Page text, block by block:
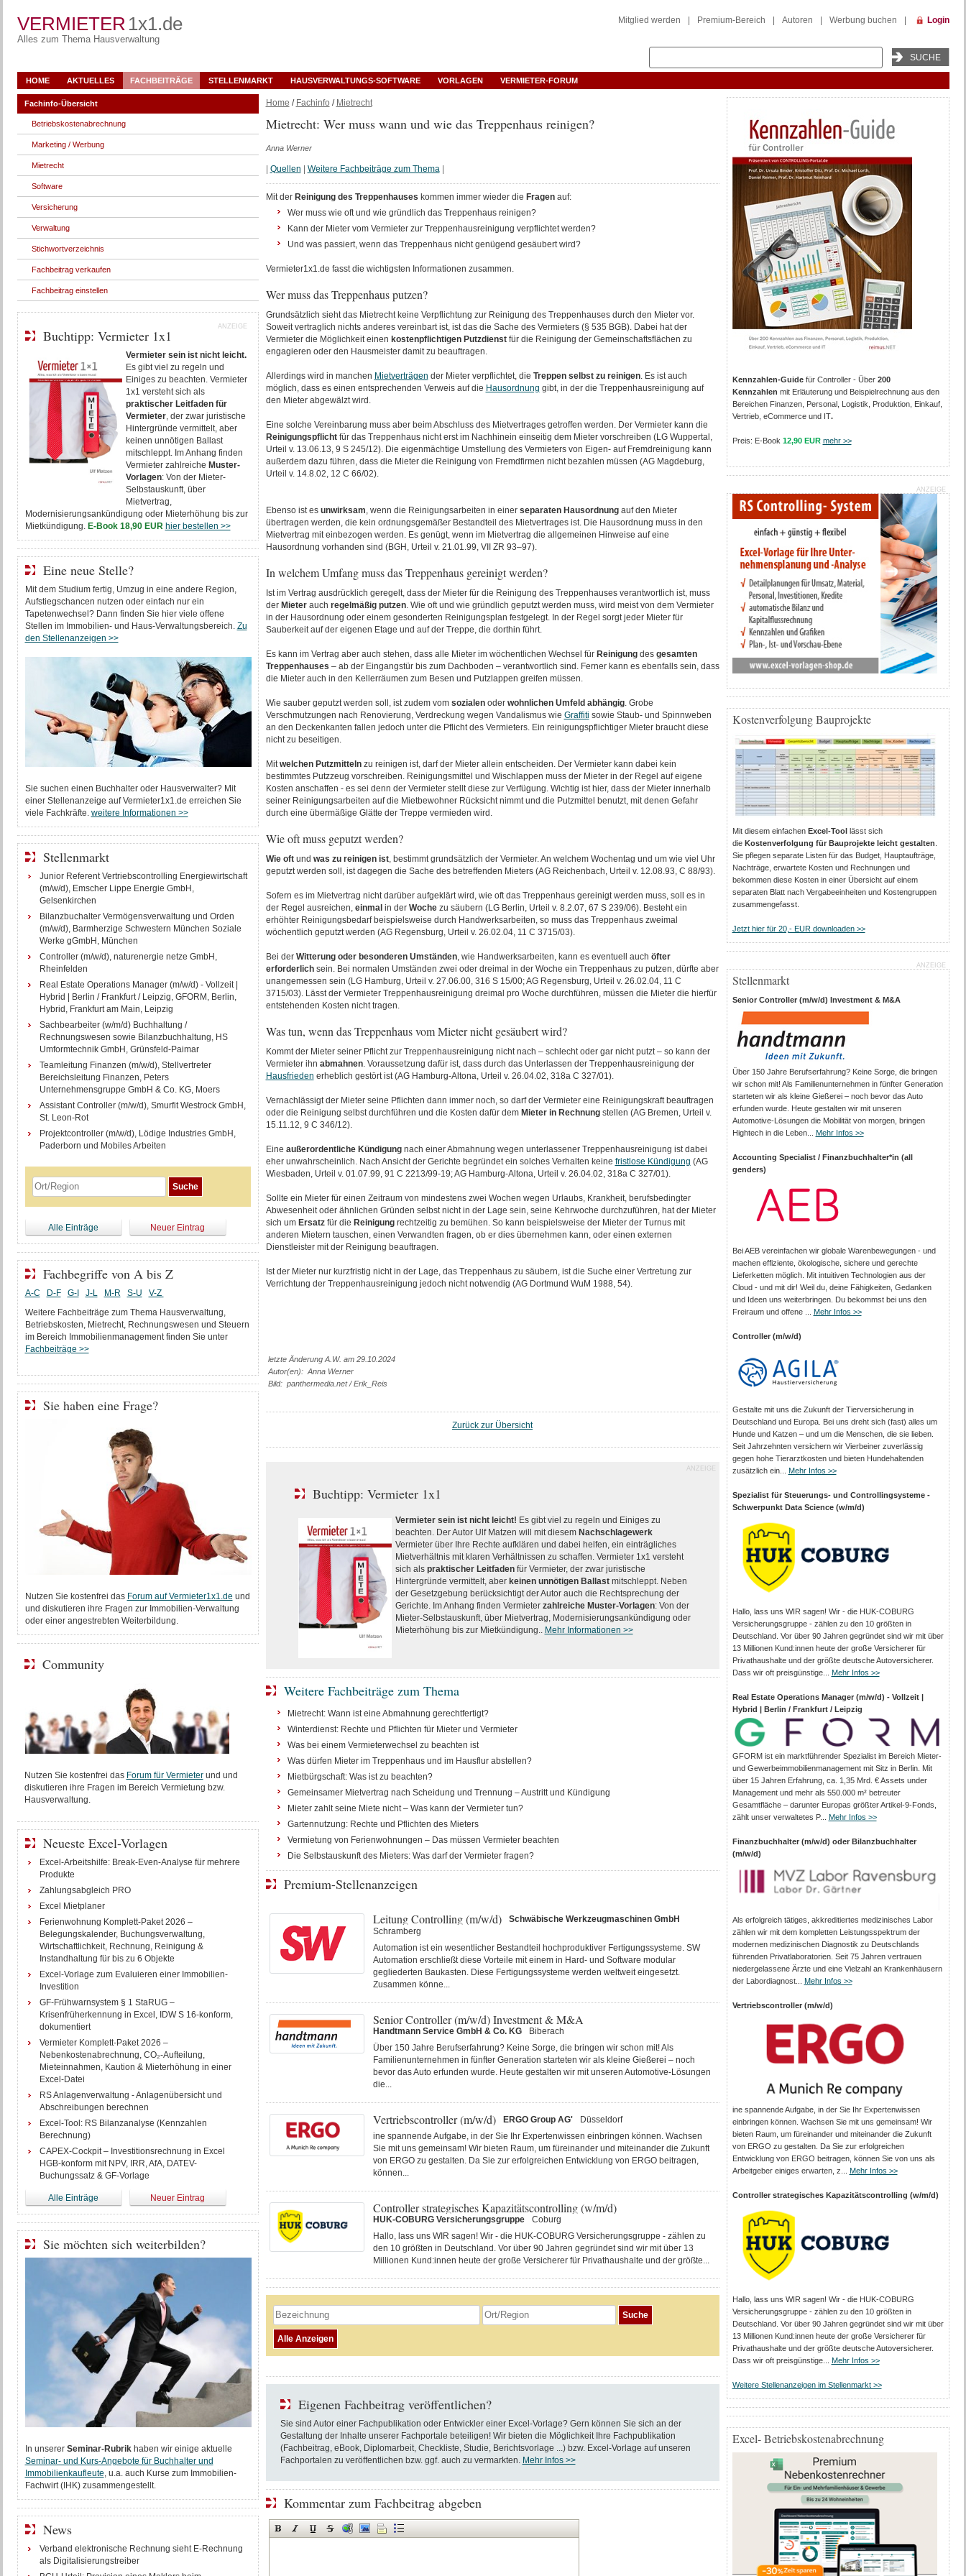
VERMIETER 1x1.de
Alles zum Thema Hausverwaltung
Mitglied werden Premium-Bereich Autoren Werbung buchen Login
HOME AKTUELLES FACHBEITRÄGE STELLENMARKT HAUSVERWALTUNGS-SOFTWARE VORLAGEN VERMIETER-FORUM
Home / Fachinfo / Mietrecht
Mietrecht: Wer muss wann und wie das Treppenhaus reinigen?
Anna Werner
Quellen Weitere Fachbeiträge zum Thema
Mit der Reinigung des Treppenhauses kommen immer wieder die Fragen auf:
Wer muss wie oft und wie gründlich das Treppenhaus reinigen?
Kann der Mieter vom Vermieter zur Treppenhausreinigung verpflichtet werden?
Und was passiert, wenn das Treppenhaus nicht genügend gesäubert wird?
Vermieter1x1.de fasst die wichtigsten Informationen zusammen.
Wer muss das Treppenhaus putzen?
Grundsätzlich sieht das Mietrecht keine Verpflichtung zur Reinigung des Treppenhauses durch den Mieter vor.
Soweit vertraglich nichts anderes vereinbart ist, ist das die Sache des Vermieters (§ 535 BGB). Dabei hat der
Vermieter die Möglichkeit einen kostenpflichtigen Putzdienst für die Reinigung der Gemeinschaftsflächen zu
engagieren oder den Hausmeister damit zu beauftragen.
Allerdings wird in manchen Mietverträgen der Mieter verpflichtet, die Treppen selbst zu reinigen. Es ist auch
möglich, dass es einen entsprechenden Verweis auf die Hausordnung gibt, in der die Treppenhausreinigung auf
den Mieter abgewälzt wird.
Eine solche Vereinbarung muss aber beim Abschluss des Mietvertrages getroffen werden. Der Vermieter kann die
Reinigungspflicht für das Treppenhaus nicht erst im Nachhinein einseitig dem Mieter vorschreiben (LG Wuppertal,
Urteil v. 13.06.13, 9 S 245/12). Die eigenmächtige Umstellung des Vermieters von Eigen- auf Fremdreinigung kann
außerdem dazu führen, dass die Mieter die Reinigung von Fremdfirmen nicht bezahlen müssen (AG Magdeburg,
Urteil v. 14.8.02, 12 C 66/02).
Ebenso ist es unwirksam, wenn die Reinigungsarbeiten in einer separaten Hausordnungauf den Mieter
übertragen werden, die kein ordnungsgemäßer Bestandteil des Mietvertrages ist. Die Hausordnung muss in den
Mietvertrag mit einbezogen werden. Es genügt, wenn im Mietvertrag die allgemeinen Hinweise auf eine
Hausordnung vorhanden sind (BGH, Urteil v. 21.01.99, VII ZR 93–97).
In welchem Umfang muss das Treppenhaus gereinigt werden?
Ist im Vertrag ausdrücklich geregelt, dass der Mieter für die Reinigung des Treppenhauses verantwortlich ist, muss
der Mieter auch regelmäßig putzen. Wie oft und wie gründlich geputzt werden muss, wird meist von dem Vermieter
in der Hausordnung oder einem gesonderten Reinigungsplan festgelegt. In der Regel sorgt jeder Mieter für
Sauberkeit auf der eigenen Etage und auf der Treppe, die dorthin führt.
Es kann im Vertrag aber auch stehen, dass alle Mieter im wöchentlichen Wechsel für Reinigung des gesamten
Treppenhauses – ab der Eingangstür bis zum Dachboden – verantwortlich sind. Ferner kann es ebenfalls sein, dass
die Mieter auch in den Kellerräumen zum Besen und Putzlappen greifen müssen.
Wie sauber geputzt werden soll, ist zudem vom sozialen oder wohnlichen Umfeld abhängig. Grobe
Verschmutzungen nach Renovierung, Verdreckung wegen Vandalismus wie Graffiti sowie Staub- und Spinnweben
an den Deckenkanten fallen jedoch unter die Pflicht des Vermieters. Ein reinigungspflichtiger Mieter braucht diese
nicht zu beseitigen.
Mitwelchen Putzmittelnzu reinigen ist, darf der Mieter allein entscheiden. Der Vermieter kann dabei kein
bestimmtes Putzzeug vorschreiben. Reinigungsmittel und Wischlappen muss der Mieter in der Regel auf eigene
Kosten anschaffen - es sei denn der Vermieter stellt diese zur Verfügung. Wichtig ist hier, dass der Mieter innerhalb
seiner Reinigungsarbeiten auf die Mietbewohner Rücksicht nimmt und die Putzmittel benutzt, mit denen Gefahr
durch eine übermäßige Glätte der Treppe vermieden wird.
Wie oft muss geputzt werden?
Wie oft und was zu reinigen ist, bestimmt grundsätzlich der Vermieter. An welchem Wochentag und um wie viel Uhr
geputzt werden soll, ist dagegen die Sache des betreffenden Mieters (AG Reichenbach, Urteil v. 12.08.93, C 88/93).
Sofern es im Mietvertrag nicht darüber aufgeklärt wird, wie oft das Treppenhaus gereinigt werden muss, soll es in
der Regel ausreichen, einmal in derWochezu säubern (LG Berlin, Urteil v. 8.2.07, 67 S 239/06). Besteht ein
erhöhter Reinigungsbedarf beispielsweise durch Handwerksarbeiten, so muss das Treppenhaus zweimal
wöchentlich geputzt werden (AG Regensburg, Urteil v. 26.02.04, 11 C 3715/03).
Bei der Witterung oder besonderen Umständen, wie Handwerksarbeiten, kann es eventuell auch öfter
erforderlichsein. Bei normalen Umständen zwei oder dreimal in der Woche ein Treppenhaus zu putzen, dürfte aber
unangemessen sein (LG Hamburg, Urteil v. 27.06.00, 316 S 15/00; AG Regensburg, Urteil v. 26.02.04, 11 C
3715/03). Lässt der Vermieter Treppenhausreinigung dreimal pro Woche durchführen, müssen die Mieter die hierfür
entstehenden Kosten nicht tragen.
Was tun, wenn das Treppenhaus vom Mieter nicht gesäubert wird?
Kommt der Mieter seiner Pflicht zur Treppenhausreinigung nicht nach – schlecht oder gar nicht putzt – so kann der
Vermieter ihn abmahnen. Voraussetzung dafür ist, dass durch das Unterlassen der Treppenhausreinigung der
Hausfrieden erheblich gestört ist (AG Hamburg-Altona, Urteil v. 26.04.02, 318a C 327/01).
Vernachlässigt der Mieter seine Pflichten dann immer noch, so darf der Vermieter eine Reinigungskraft beauftragen
oder die Reinigung selbst durchführen und die Kosten dafür dem Mieter in Rechnungstellen (AG Bremen, Urteil v.
15.11.12, 9 C 346/12).
Eine außerordentliche Kündigungnach einer Abmahnung wegen unterlassener Treppenhausreinigung ist dabei
eher unwahrscheinlich. Nach Ansicht der Gerichte begründet ein solches Verhalten keine fristlose Kündigung (AG
Wiesbaden, Urteil v. 01.07.99, 91 C 2213/99-19; AG Hamburg-Altona, Urteil v. 26.04.02, 318a C 327/01).
Sollte ein Mieter für einen Zeitraum von mindestens zwei Wochen wegen Urlaubs, Krankheit, berufsbedingter
Abwesenheit oder ähnlichen Gründen selbst nicht in der Lage sein, seine Kehrwoche durchzuführen, hat der Mieter
sich um Ersatz für die Reinigung rechtzeitig zu bemühen. So kann beispielsweise der Mieter der Turnus mit
anderen Mietern tauschen, einen Verwandten fragen, ob er dies übernehmen kann, oder einen externen
Dienstleister mit der Reinigung beauftragen.
Ist der Mieter nur kurzfristig nicht in der Lage, das Treppenhaus zu säubern, ist die Suche einer Vertretung zur
Verrichtung der Treppenhausreinigung jedoch nicht notwendig (AG Dortmund WuM 1988, 54).
letzte Änderung A.W. am 29.10.2024
Autor(en): Anna Werner
Bild: panthermedia.net / Erik_Reis
Zurück zur Übersicht
ANZEIGE
Buchtipp: Vermieter 1x1
Vermieter sein ist nicht leicht! Es gibt viel zu regeln und Einiges zu
beachten. Der Autor Ulf Matzen will mit diesem Nachschlagewerk
Vermieter über Ihre Rechte aufklären und dabei helfen, ein einträgliches
Mietverhältnis mit klaren Verhältnissen zu schaffen. Vermieter 1x1 versteht
sich als praktischer Leitfadenfür Vermieter, der zwar juristische
Hintergründe vermittelt, aber keinen unnötigen Ballastmitschleppt. Neben
der Gesetzgebung berücksichtigt der Autor auch die Rechtsprechung der
Gerichte. Im Anhang finden Vermieter zahlreiche Muster-Vorlagen: Von der
Mieter-Selbstauskunft, über Mietvertrag, Modernisierungsankündigung oder
Mieterhöhung bis zur Mietkündigung.. Mehr Informationen >>
Weitere Fachbeiträge zum Thema
Mietrecht: Wann ist eine Abmahnung gerechtfertigt?
Winterdienst: Rechte und Pflichten für Mieter und Vermieter
Was bei einem Vermieterwechsel zu beachten ist
Was dürfen Mieter im Treppenhaus und im Hausflur abstellen?
Mietbürgschaft: Was ist zu beachten?
Gemeinsamer Mietvertrag nach Scheidung und Trennung – Austritt und Kündigung
Mieter zahlt seine Miete nicht – Was kann der Vermieter tun?
Gartennutzung: Rechte und Pflichten des Mieters
Vermietung von Ferienwohnungen – Das müssen Vermieter beachten
Die Selbstauskunft des Mieters: Was darf der Vermieter fragen?
Premium-Stellenanzeigen
Leitung Controlling (m/w/d)
Schwäbische Werkzeugmaschinen GmbH
Schramberg
Automation ist ein wesentlicher Bestandteil hochproduktiver Fertigungssysteme. SW
Automation erschließt diese Vorteile mit einem in Hard- und Software modular
gegliederten Baukasten. Diese Fertigungs­systeme werden weltweit eingesetzt.
Zusammen könne...
Senior Controller (m/w/d) Investment & M&A
Handtmann Service GmbH & Co. KG
Biberach
Über 150 Jahre Berufserfahrung? Keine Sorge, die bringen wir schon mit! Als
Familienunternehmen in fünfter Generation starteten wir als kleine Gießerei – noch
bevor das Auto erfunden wurde. Heute gestalten wir mit unseren Automotive-Lösungen
die...
Vertriebscontroller (m/w/d) ERGO Group AG'
Düsseldorf
ine spannende Aufgabe, in der Sie Ihr Expertenwissen einbringen können. Wachsen
Sie mit uns gemeinsam! Wir bieten Raum, um füreinander und miteinander die Zukunft
von ERGO zu gestalten. Da Sie zur erfolgreichen Entwicklung von ERGO beitragen,
können...
Controller strategisches Kapazitätscontrolling (w/m/d)
HUK-COBURG Versicherungsgruppe
Coburg
Hallo, lass uns WIR sagen! Wir - die HUK-COBURG Versicherungsgruppe - zählen zu
den 10 größten in Deutschland. Vor über 90 Jahren gegründet sind wir mit über 13
Millionen Kund:innen heute der große Versicherer für Privathaushalte und der größte...
Eigenen Fachbeitrag veröffentlichen?
Sie sind Autor einer Fachpublikation oder Entwickler einer Excel-Vorlage? Gern können Sie sich an der
Gestaltung der Inhalte unserer Fachportale beteiligen! Wir bieten die Möglichkeit Ihre Fachpublikation
(Fachbeitrag, eBook, Diplomarbeit, Checkliste, Studie, Berichtsvorlage ...) bzw. Excel-Vorlage auf unseren
Fachportalen zu veröffentlichen bzw. ggf. auch zu vermarkten. Mehr Infos >>
Kommentar zum Fachbeitrag abgeben
Fachinfo-Übersicht
Betriebskostenabrechnung
Marketing / Werbung
Mietrecht
Software
Versicherung
Verwaltung
Stichwortverzeichnis
Fachbeitrag verkaufen
Fachbeitrag einstellen
ANZEIGE
Buchtipp: Vermieter 1x1
Vermieter sein ist nicht leicht.
Es gibt viel zu regeln und
Einiges zu beachten. Vermieter
1x1 versteht sich als
praktischer Leitfaden für
Vermieter, der zwar juristische
Hintergründe vermittelt, aber
keinen unnötigen Ballast
mitschleppt. Im Anhang finden
Vermieter zahlreiche Muster-
Vorlagen: Von der Mieter-
Selbstauskunft, über
Mietvertrag,
Modernisierungsankündigung oder Mieterhöhung bis zur
Mietkündigung. E-Book 18,90 EUR hier bestellen >>
Eine neue Stelle?
Mit dem Studium fertig, Umzug in eine andere Region,
Aufstiegschancen nutzen oder einfach nur ein
Tapetenwechsel? Dann finden Sie hier viele offene
Stellen im Immobilien- und Haus-Verwaltungsbereich. Zu
den Stellenanzeigen >>
Sie suchen einen Buchhalter oder Hausverwalter? Mit
einer Stellenanzeige auf Vermieter1x1.de erreichen Sie
viele Fachkräfte. weitere Informationen >>
Stellenmarkt
Junior Referent Vertriebscontrolling Energiewirtschaft
(m/w/d), Emscher Lippe Energie GmbH,
Gelsenkirchen
Bilanzbuchalter Vermögensverwaltung und Orden
(m/w/d), Barmherzige Schwestern München Soziale
Werke gGmbH, München
Controller (m/w/d), naturenergie netze GmbH,
Rheinfelden
Real Estate Operations Manager (m/w/d) - Vollzeit |
Hybrid | Berlin / Frankfurt / Leipzig, GFORM, Berlin,
Hybrid, Frankfurt am Main, Leipzig
Sachbearbeiter (w/m/d) Buchhaltung /
Rechnungswesen sowie Bilanzbuchhaltung, HS
Umformtechnik GmbH, Grünsfeld-Paimar
Teamleitung Finanzen (m/w/d), Stellvertreter
Bereichsleitung Finanzen, Peters
Unternehmensgruppe GmbH & Co. KG, Moers
Assistant Controller (m/w/d), Smurfit Westrock GmbH,
St. Leon-Rot
Projektcontroller (m/w/d), Lödige Industries GmbH,
Paderborn und Mobiles Arbeiten
Alle Einträge Neuer Eintrag
Fachbegriffe von A bis Z
A-C D-F G-I J-L M-R S-U
V-Z
Weitere Fachbeiträge zum Thema Hausverwaltung,
Betriebskosten, Mietrecht, Rechnungswesen und Steuern
im Bereich Immobilienmanagement finden Sie unter
Fachbeiträge >>
Sie haben eine Frage?
Nutzen Sie kostenfrei das Forum auf Vermieter1x1.de und
und diskutieren ihre Fragen zur Immobilien-Verwaltung
oder einer angestrebten Weiterbildung.
Community
Nutzen Sie kostenfrei das Forum für Vermieterund und
diskutieren ihre Fragen im Bereich Vermietung bzw.
Hausverwaltung.
Neueste Excel-Vorlagen
Excel-Arbeitshilfe: Break-Even-Analyse für mehrere
Produkte
Zahlungsabgleich PRO
Excel Mietplaner
Ferienwohnung Komplett-Paket 2026 –
Belegungskalender, Buchungsverwaltung,
Wirtschaftlichkeit, Rechnung, Reinigung &
Instandhaltung für bis zu 6 Objekte
Excel-Vorlage zum Evaluieren einer Immobilien-
Investition
GF-Frühwarnsystem § 1 StaRUG –
Krisenfrüherkennung in Excel, IDW S 16-konform,
dokumentiert
Vermieter Komplett-Paket 2026 –
Nebenkostenabrechnung, CO₂-Aufteilung,
Mieteinnahmen, Kaution & Mieterhöhung in einer
Excel-Datei
RS Anlagenverwaltung - Anlagenübersicht und
Abschreibungen berechnen
Excel-Tool: RS Bilanzanalyse (Kennzahlen
Berechnung)
CAPEX-Cockpit – Investitionsrechnung in Excel
HGB-konform mit NPV, IRR, AfA, DATEV-
Buchungssatz & GF-Vorlage
Alle Einträge Neuer Eintrag
Sie möchten sich weiterbilden?
In unserer Seminar-Rubrikhaben wir einige aktuelle
Seminar- und Kurs-Angebote für Buchhalter und
Immobilienkaufleute, u.a. auch Kurse zum Immobilien-
Fachwirt (IHK) zusammengestellt.
News
Verband elektronische Rechnung sieht E-Rechnung
als Digitalisierungstreiber
Kennzahlen-Guidefür Controller - Über 200
Kennzahlen mit Erläuterung und Beispielrechnung aus den
Bereichen Finanzen, Personal, Logistik, Produktion, Einkauf,
Vertrieb, eCommerce und IT.
Preis: E-Book 12,90 EUR mehr >>
ANZEIGE
Kostenverfolgung Bauprojekte
Mit diesem einfachen Excel-Toollässt sich
die Kostenverfolgung für Bauprojekte leicht gestalten
Sie pflegen separate Listen für das Budget, Hauptaufträge,
Nachträge, erwartete Kosten und Rechnungen und
bekommen diese Kosten in einer Übersicht auf einem
separaten Blatt nach Vergabeeinheiten und Kostengruppen
zusammengefasst.
Jetzt hier für 20,- EUR downloaden >>
ANZEIGE
Stellenmarkt
Senior Controller (m/w/d) Investment & M&A
Über 150 Jahre Berufserfahrung? Keine Sorge, die bringen
wir schon mit! Als Familienunternehmen in fünfter Generation
starteten wir als kleine Gießerei – noch bevor das Auto
erfunden wurde. Heute gestalten wir mit unseren
Automotive-Lösungen die Mobilität von morgen, bringen
Hightech in die Leben... Mehr Infos >>
Accounting Specialist / Finanzbuchhalter*in (all
genders)
Bei AEB vereinfachen wir globale Warenbewegungen - und
machen effiziente, ökologische, sichere und gerechte
Lieferketten möglich. Mit intuitiven Technologien aus der
Cloud - und mit dir! Weil du, deine Fähigkeiten, Gedanken
und Ideen uns weiterbringen. Du bekommst bei uns den
Freiraum und offene ... Mehr Infos >>
Controller (m/w/d)
Gestalte mit uns die Zukunft der Tierversicherung in
Deutschland und Europa. Bei uns dreht sich (fast) alles um
Hunde und Katzen – und um die Menschen, die sie lieben.
Seit Jahrzehnten versichern wir Vierbeiner zuverlässig
gegen hohe Tierarztkosten und bieten Hundehaltenden
zusätzlich ein... Mehr Infos >>
Spezialist für Steuerungs- und Controllingsysteme -
Schwerpunkt Data Science (w/m/d)
Hallo, lass uns WIR sagen! Wir - die HUK-COBURG
Versicherungsgruppe - zählen zu den 10 größten in
Deutschland. Vor über 90 Jahren gegründet sind wir mit über
13 Millionen Kund:innen heute der große Versicherer für
Privathaushalte und der größte deutsche Autoversicherer.
Dass wir oft preisgünstige... Mehr Infos >>
Real Estate Operations Manager (m/w/d) - Vollzeit |
Hybrid | Berlin / Frankfurt / Leipzig
GFORM ist ein marktführender Spezialist im Bereich Mieter-
und Gewerbeimmobilienmanagement mit Sitz in Berlin. Mit
über 15 Jahren Erfahrung, ca. 1,35 Mrd. € Assets under
Management und mehr als 550.000 m² betreuter
Gesamtfläche – darunter Europas größter Artikel-9-Fonds,
zählt unser verwaltetes P...
Mehr Infos >>
Finanzbuchhalter (m/w/d) oder Bilanzbuchhalter
(m/w/d)
Als erfolgreich tätiges, akkreditiertes medizinisches Labor
zählen wir mit dem kompletten Leistungs­spektrum der
modernen medizinischen Diagnostik zu Deutschlands
führenden Privat­laboratorien. Seit 75 Jahren vertrauen
nieder­gelassene Ärzte und eine Vielzahl an Kranken­häusern
der Labor­diagnost... Mehr Infos >>
Vertriebscontroller (m/w/d)
ine spannende Aufgabe, in der Sie Ihr Expertenwissen
einbringen können. Wachsen Sie mit uns gemeinsam! Wir
bieten Raum, um füreinander und miteinander die Zukunft
von ERGO zu gestalten. Da Sie zur erfolgreichen
Entwicklung von ERGO beitragen, können Sie von uns als
Arbeitgeber einiges erwarten, z... Mehr Infos >>
Controller strategisches Kapazitätscontrolling (w/m/d)
Hallo, lass uns WIR sagen! Wir - die HUK-COBURG
Versicherungsgruppe - zählen zu den 10 größten in
Deutschland. Vor über 90 Jahren gegründet sind wir mit über
13 Millionen Kund:innen heute der große Versicherer für
Privathaushalte und der größte deutsche Autoversicherer.
Dass wir oft preisgünstige... Mehr Infos >>
Weitere Stellenanzeigen im Stellenmarkt >>
Excel- Betriebskostenabrechnung